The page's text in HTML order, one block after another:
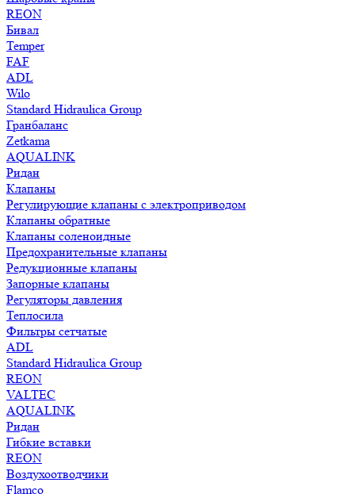
REON
Бивал
Temper
FAF
ADL
Wilo
Standard Hidraulica Group
Гранбаланс
Zetkama
AQUALINK
Ридан
Клапаны
Регулирующие клапаны с электроприводом
Клапаны обратные
Клапаны соленоидные
Предохранительные клапаны
Редукционные клапаны
Запорные клапаны
Регуляторы давления
Теплосила
Фильтры сетчатые
ADL
Standard Hidraulica Group
REON
VALTEC
AQUALINK
Ридан
Гибкие вставки
REON
Воздухоотводчики
Flamco